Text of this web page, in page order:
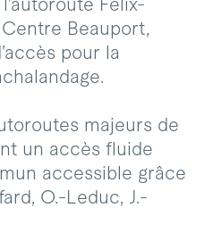
Beauport,
pour la
majeurs de
un accès fluide
accessible grâce
O.-Leduc, J.-